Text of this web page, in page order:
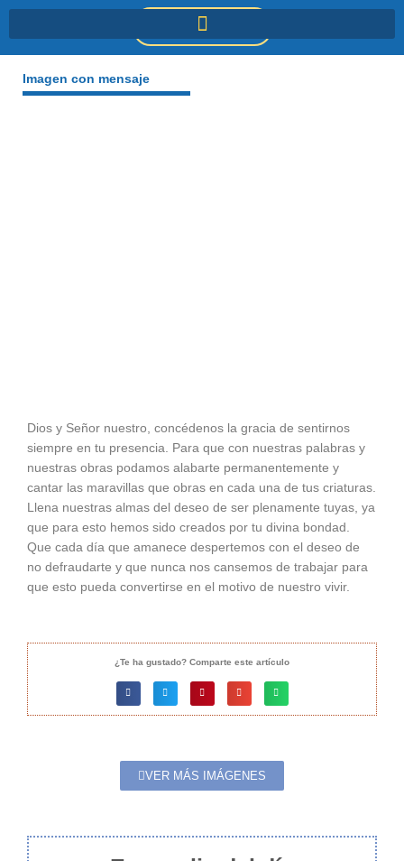
DONACIONES
Imagen con mensaje
Dios y Señor nuestro, concédenos la gracia de sentirnos
siempre en tu presencia. Para que con nuestras palabras y
nuestras obras podamos alabarte permanentemente y
cantar las maravillas que obras en cada una de tus criaturas.
Llena nuestras almas del deseo de ser plenamente tuyas, ya
que para esto hemos sido creados por tu divina bondad.
Que cada día que amanece despertemos con el deseo de
no defraudarte y que nunca nos cansemos de trabajar para
que esto pueda convertirse en el motivo de nuestro vivir.
¿Te ha gustado? Comparte este artículo
VER MÁS IMÁGENES